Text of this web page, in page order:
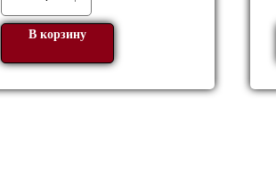
В корзину